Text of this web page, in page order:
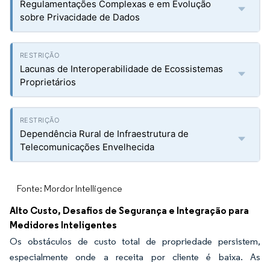
Regulamentações Complexas e em Evolução
sobre Privacidade de Dados
Lacunas de Interoperabilidade de Ecossistemas
Proprietários
Dependência Rural de Infraestrutura de
Telecomunicações Envelhecida
Fonte: Mordor Intelligence
Alto Custo, Desafios de Segurança e Integração para
Medidores Inteligentes
Os obstáculos de custo total de propriedade persistem,
especialmente onde a receita por cliente é baixa. As